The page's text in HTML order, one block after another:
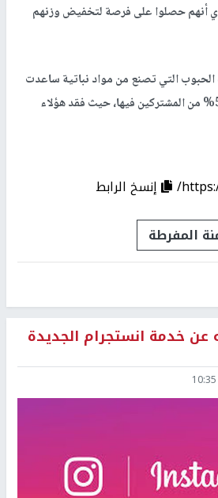
حرارية أي أنهم حصلوا على فرصة لتخفيض وزنهم
الحبوب التي تصنع من مواد نباتية ساعدت
على تخفيض الوزن عند 59% من المشتركين فيها، حيث فقد هؤلاء
إنسخ الرابط
المفرطة
عن خدمة انستجرام الجديدة